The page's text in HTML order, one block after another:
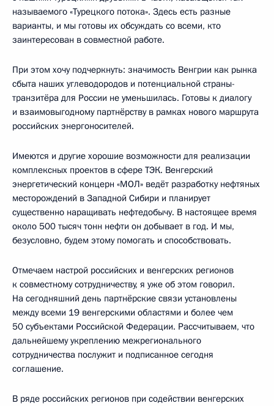
называемого «Турецкого потока». Здесь есть разные
варианты, и мы готовы их обсуждать со всеми, кто
заинтересован в совместной работе.
При этом хочу подчеркнуть: значимость Венгрии как рынка
сбыта наших углеводородов и потенциальной страны-
транзитёра для России не уменьшилась. Готовы к диалогу
и взаимовыгодному партнёрству в рамках нового маршрута
российских энергоносителей.
Имеются и другие хорошие возможности для реализации
комплексных проектов в сфере ТЭК. Венгерский
энергетический концерн «МОЛ» ведёт разработку нефтяных
месторождений в Западной Сибири и планирует
существенно наращивать нефтедобычу. В настоящее время
около 500 тысяч тонн нефти он добывает в год. И мы,
безусловно, будем этому помогать и способствовать.
Отмечаем настрой российских и венгерских регионов
к совместному сотрудничеству, я уже об этом говорил.
На сегодняшний день партнёрские связи установлены
между всеми 19 венгерскими областями и более чем
50 субъектами Российской Федерации. Рассчитываем, что
дальнейшему укреплению межрегионального
сотрудничества послужит и подписанное сегодня
соглашение.
В ряде российских регионов при содействии венгерских